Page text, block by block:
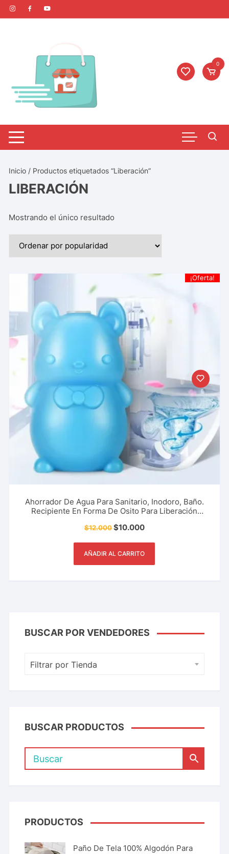
0
Inicio / Productos etiquetados “Liberación”
LIBERACIÓN
Mostrando el único resultado
¡Oferta!
Ahorrador De Agua Para Sanitario, Inodoro, Baño.
Recipiente En Forma De Osito Para Liberación
Más.
$12.000$10.000
AÑADIR AL CARRITO
BUSCAR POR VENDEDORES
Filtrar por Tienda
BUSCAR PRODUCTOS
PRODUCTOS
Paño De Tela 100% Algodón Para